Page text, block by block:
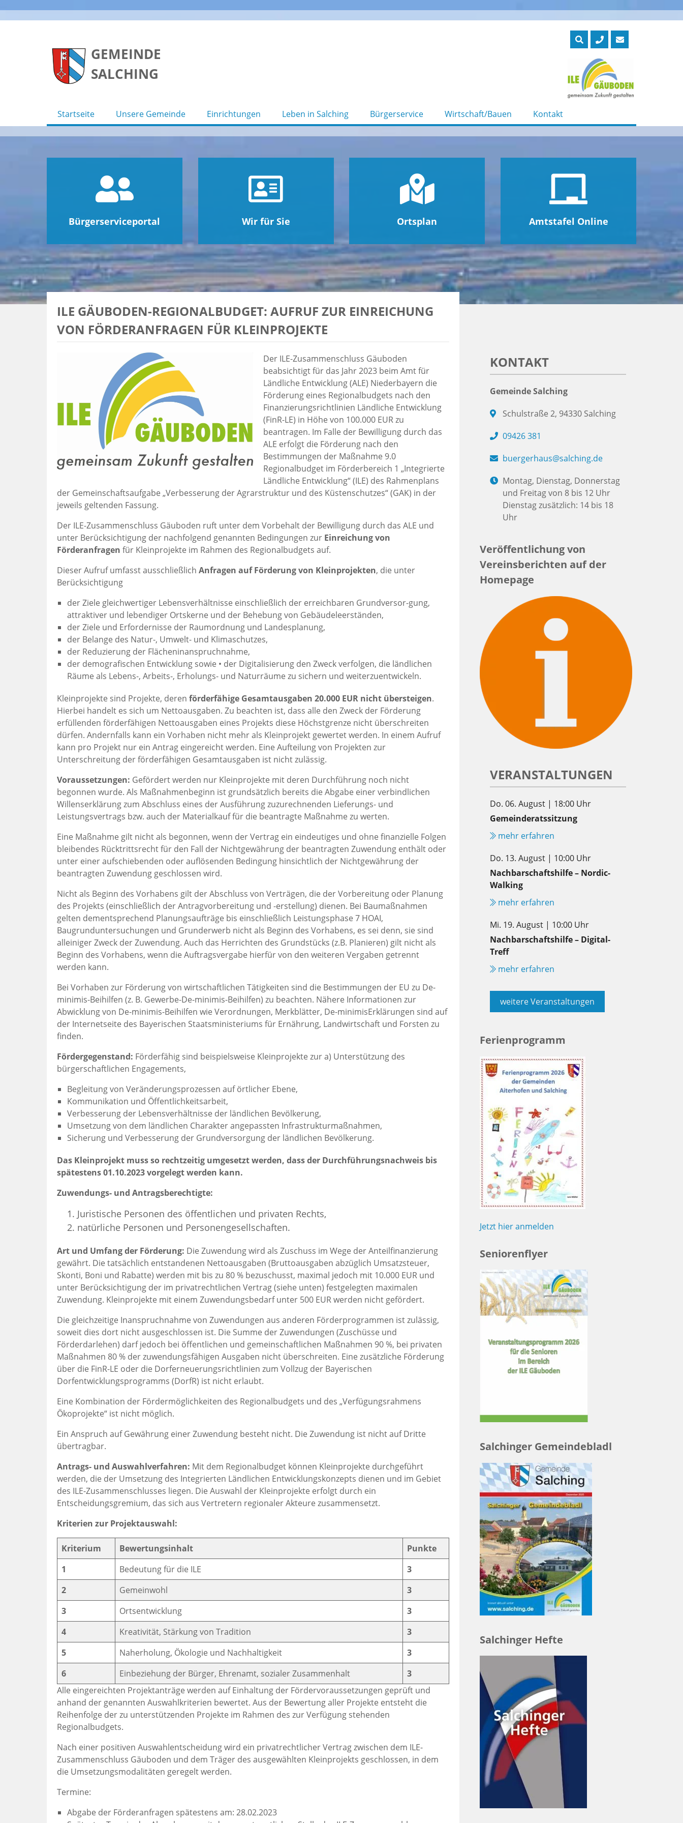
GEMEINDE
SALCHING
Startseite Unsere Gemeinde Einrichtungen Leben in Salching Bürgerservice Wirtschaft/Bauen Kontakt
Bürgerserviceportal Wir für Sie Ortsplan Amtstafel Online
ILE GÄUBODEN-REGIONALBUDGET: AUFRUF ZUR EINREICHUNG
VON FÖRDERANFRAGEN FÜR KLEINPROJEKTE
Der ILE-Zusammenschluss Gäuboden
beabsichtigt für das Jahr 2023 beim Amt für
Ländliche Entwicklung (ALE) Niederbayern die
Förderung eines Regionalbudgets nach den
Finanzierungsrichtlinien Ländliche Entwicklung
(FinR-LE) in Höhe von 100.000 EUR zu
beantragen. Im Falle der Bewilligung durch das
ALE erfolgt die Förderung nach den
Bestimmungen der Maßnahme 9.0
Regionalbudget im Förderbereich 1 „Integrierte
Ländliche Entwicklung“ (ILE) des Rahmenplans
der Gemeinschaftsaufgabe „Verbesserung der Agrarstruktur und des Küstenschutzes“ (GAK) in der
jeweils geltenden Fassung.
Der ILE-Zusammenschluss Gäuboden ruft unter dem Vorbehalt der Bewilligung durch das ALE und
unter Berücksichtigung der nachfolgend genannten Bedingungen zur Einreichungvon
Förderanfragen für Kleinprojekte im Rahmen des Regionalbudgets auf.
Dieser Aufruf umfasst ausschließlich Anfragen auf Förderung von Kleinprojekten, die unter
Berücksichtigung
der Ziele gleichwertiger Lebensverhältnisse einschließlich der erreichbaren Grundversor-gung,
attraktiver und lebendiger Ortskerne und der Behebung von Gebäudeleerständen,
der Ziele und Erfordernisse der Raumordnung und Landesplanung,
der Belange des Natur-, Umwelt- und Klimaschutzes,
der Reduzierung der Flächeninanspruchnahme,
der demografischen Entwicklung sowie • der Digitalisierung den Zweck verfolgen, die ländlichen
Räume als Lebens-, Arbeits-, Erholungs- und Naturräume zu sichern und weiterzuentwickeln.
Kleinprojekte sind Projekte, deren förderfähige Gesamtausgaben 20.000 EUR nicht übersteigen.
Hierbei handelt es sich um Nettoausgaben. Zu beachten ist, dass alle den Zweck der Förderung
erfüllenden förderfähigen Nettoausgaben eines Projekts diese Höchstgrenze nicht überschreiten
dürfen. Andernfalls kann ein Vorhaben nicht mehr als Kleinprojekt gewertet werden. In einem Aufruf
kann pro Projekt nur ein Antrag eingereicht werden. Eine Aufteilung von Projekten zur
Unterschreitung der förderfähigen Gesamtausgaben ist nicht zulässig.
Voraussetzungen: Gefördert werden nur Kleinprojekte mit deren Durchführung noch nicht
begonnen wurde. Als Maßnahmenbeginn ist grundsätzlich bereits die Abgabe einer verbindlichen
Willenserklärung zum Abschluss eines der Ausführung zuzurechnenden Lieferungs- und
Leistungsvertrags bzw. auch der Materialkauf für die beantragte Maßnahme zu werten.
Eine Maßnahme gilt nicht als begonnen, wenn der Vertrag ein eindeutiges und ohne finanzielle Folgen
bleibendes Rücktrittsrecht für den Fall der Nichtgewährung der beantragten Zuwendung enthält oder
unter einer aufschiebenden oder auflösenden Bedingung hinsichtlich der Nichtgewährung der
beantragten Zuwendung geschlossen wird.
Nicht als Beginn des Vorhabens gilt der Abschluss von Verträgen, die der Vorbereitung oder Planung
des Projekts (einschließlich der Antragvorbereitung und -erstellung) dienen. Bei Baumaßnahmen
gelten dementsprechend Planungsaufträge bis einschließlich Leistungsphase 7 HOAI,
Baugrunduntersuchungen und Grunderwerb nicht als Beginn des Vorhabens, es sei denn, sie sind
alleiniger Zweck der Zuwendung. Auch das Herrichten des Grundstücks (z.B. Planieren) gilt nicht als
Beginn des Vorhabens, wenn die Auftragsvergabe hierfür von den weiteren Vergaben getrennt
werden kann.
Bei Vorhaben zur Förderung von wirtschaftlichen Tätigkeiten sind die Bestimmungen der EU zu De-
minimis-Beihilfen (z. B. Gewerbe-De-minimis-Beihilfen) zu beachten. Nähere Informationen zur
Abwicklung von De-minimis-Beihilfen wie Verordnungen, Merkblätter, De-minimisErklärungen sind auf
der Internetseite des Bayerischen Staatsministeriums für Ernährung, Landwirtschaft und Forsten zu
finden.
Fördergegenstand: Förderfähig sind beispielsweise Kleinprojekte zur a) Unterstützung des
bürgerschaftlichen Engagements,
Begleitung von Veränderungsprozessen auf örtlicher Ebene,
Kommunikation und Öffentlichkeitsarbeit,
Verbesserung der Lebensverhältnisse der ländlichen Bevölkerung,
Umsetzung von dem ländlichen Charakter angepassten Infrastrukturmaßnahmen,
Sicherung und Verbesserung der Grundversorgung der ländlichen Bevölkerung.
Das Kleinprojekt muss so rechtzeitig umgesetzt werden, dass der Durchführungsnachweis bis
spätestens 01.10.2023 vorgelegt werden kann.
Zuwendungs- und Antragsberechtigte:
Juristische Personen des öffentlichen und privaten Rechts,
natürliche Personen und Personengesellschaften.
Art und Umfang der Förderung: Die Zuwendung wird als Zuschuss im Wege der Anteilfinanzierung
gewährt. Die tatsächlich entstandenen Nettoausgaben (Bruttoausgaben abzüglich Umsatzsteuer,
Skonti, Boni und Rabatte) werden mit bis zu 80 % bezuschusst, maximal jedoch mit 10.000 EUR und
unter Berücksichtigung der im privatrechtlichen Vertrag (siehe unten) festgelegten maximalen
Zuwendung. Kleinprojekte mit einem Zuwendungsbedarf unter 500 EUR werden nicht gefördert.
Die gleichzeitige Inanspruchnahme von Zuwendungen aus anderen Förderprogrammen ist zulässig,
soweit dies dort nicht ausgeschlossen ist. Die Summe der Zuwendungen (Zuschüsse und
Förderdarlehen) darf jedoch bei öffentlichen und gemeinschaftlichen Maßnahmen 90 %, bei privaten
Maßnahmen 80 % der zuwendungsfähigen Ausgaben nicht überschreiten. Eine zusätzliche Förderung
über die FinR-LE oder die Dorferneuerungsrichtlinien zum Vollzug der Bayerischen
Dorfentwicklungsprogramms (DorfR) ist nicht erlaubt.
Eine Kombination der Fördermöglichkeiten des Regionalbudgets und des „Verfügungsrahmens
Ökoprojekte“ ist nicht möglich.
Ein Anspruch auf Gewährung einer Zuwendung besteht nicht. Die Zuwendung ist nicht auf Dritte
übertragbar.
Antrags- und Auswahlverfahren: Mit dem Regionalbudget können Kleinprojekte durchgeführt
werden, die der Umsetzung des Integrierten Ländlichen Entwicklungskonzepts dienen und im Gebiet
des ILE-Zusammenschlusses liegen. Die Auswahl der Kleinprojekte erfolgt durch ein
Entscheidungsgremium, das sich aus Vertretern regionaler Akteure zusammensetzt.
Kriterien zur Projektauswahl:
Kriterium Bewertungsinhalt
Punkte
1
Bedeutung für die ILE
3
2
Gemeinwohl
3
3
Ortsentwicklung
3
4
Kreativität, Stärkung von Tradition
3
5
Naherholung, Ökologie und Nachhaltigkeit
3
6
Einbeziehung der Bürger, Ehrenamt, sozialer Zusammenhalt
3
Alle eingereichten Projektanträge werden auf Einhaltung der Fördervoraussetzungen geprüft und
anhand der genannten Auswahlkriterien bewertet. Aus der Bewertung aller Projekte entsteht die
Reihenfolge der zu unterstützenden Projekte im Rahmen des zur Verfügung stehenden
Regionalbudgets.
Nach einer positiven Auswahlentscheidung wird ein privatrechtlicher Vertrag zwischen dem ILE-
Zusammenschluss Gäuboden und dem Träger des ausgewählten Kleinprojekts geschlossen, in dem
die Umsetzungsmodalitäten geregelt werden.
Termine:
Abgabe der Förderanfragen spätestens am: 28.02.2023
KONTAKT
Gemeinde Salching
Schulstraße 2, 94330 Salching
09426 381
buergerhaus@salching.de
Montag, Dienstag, Donnerstag
und Freitag von 8 bis 12 Uhr
Dienstag zusätzlich: 14 bis 18
Uhr
Veröffentlichung von
Vereinsberichten auf der
Homepage
VERANSTALTUNGEN
Do. 06. August | 18:00 Uhr
Gemeinderatssitzung
mehr erfahren
Do. 13. August | 10:00 Uhr
Nachbarschaftshilfe – Nordic-
Walking
mehr erfahren
Mi. 19. August | 10:00 Uhr
Nachbarschaftshilfe – Digital-
Treff
mehr erfahren
weitere Veranstaltungen
Ferienprogramm
Jetzt hier anmelden
Seniorenflyer
Salchinger Gemeindebladl
Salchinger Hefte